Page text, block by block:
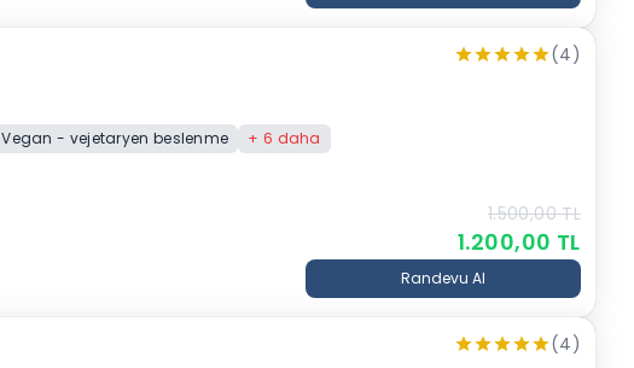
(4)
Vegan - vejetaryen beslenme + 6 daha
1.500,00 TL
1.200,00 TL
Randevu Al
(4)